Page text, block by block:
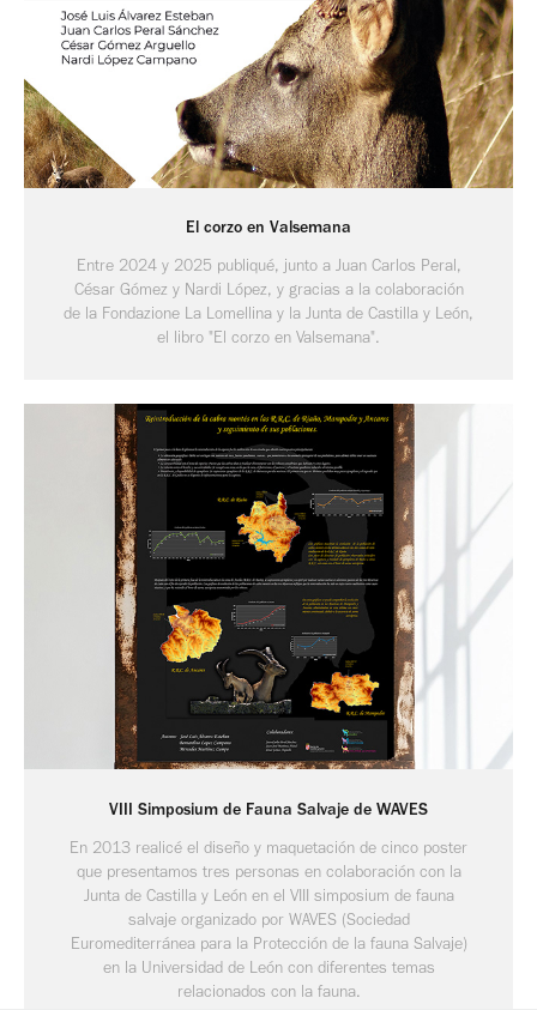
El corzo en Valsemana
Entre 2024 y 2025 publiqué, junto a Juan Carlos Peral,
César Gómez y Nardi López, y gracias a la colaboración
de la Fondazione La Lomellina y la Junta de Castilla y León,
el libro "El corzo en Valsemana".
VIII Simposium de Fauna Salvaje de WAVES
En 2013 realicé el diseño y maquetación de cinco poster
que presentamos tres personas en colaboración con la
Junta de Castilla y León en el VIII simposium de fauna
salvaje organizado por WAVES (Sociedad
Euromediterránea para la Protección de la fauna Salvaje)
en la Universidad de León con diferentes temas
relacionados con la fauna.